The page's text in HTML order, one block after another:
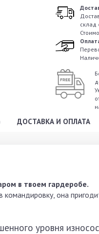
склад
ДОСТАВКА И ОПЛАТА
в твоем гардеробе.
она
уровня